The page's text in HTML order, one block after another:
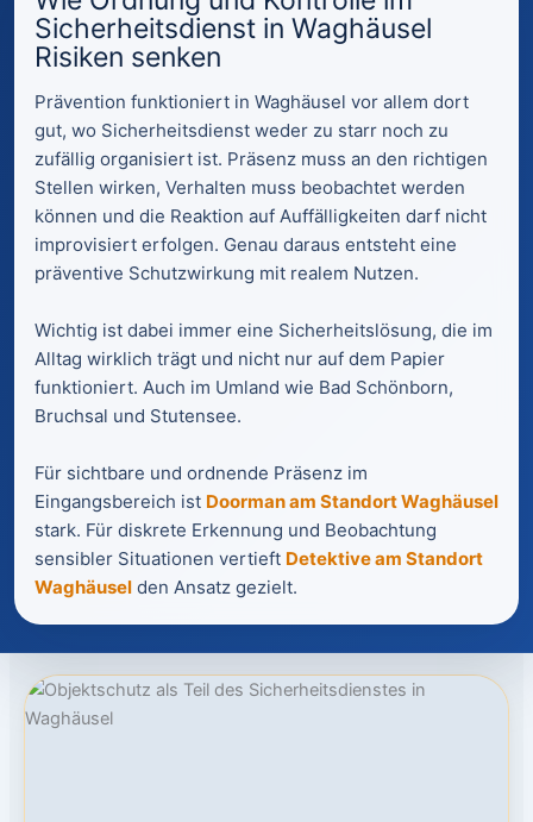
Sicherheitsdienst in Waghäusel
Risiken senken
Prävention funktioniert in Waghäusel vor allem dort
gut, wo Sicherheitsdienst weder zu starr noch zu
zufällig organisiert ist. Präsenz muss an den richtigen
Stellen wirken, Verhalten muss beobachtet werden
können und die Reaktion auf Auffälligkeiten darf nicht
improvisiert erfolgen. Genau daraus entsteht eine
präventive Schutzwirkung mit realem Nutzen.
Wichtig ist dabei immer eine Sicherheitslösung, die im
Alltag wirklich trägt und nicht nur auf dem Papier
funktioniert. Auch im Umland wie Bad Schönborn,
Bruchsal und Stutensee.
Für sichtbare und ordnende Präsenz im
Eingangsbereich ist Doorman am Standort Waghäusel
stark. Für diskrete Erkennung und Beobachtung
sensibler Situationen vertieft Detektive am Standort
Waghäusel den Ansatz gezielt.